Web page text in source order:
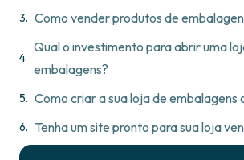
Como vender produtos de
Qual o investimento para abrir uma
embalagens?
Como criar a sua loja de embalagens
Tenha um site pronto para sua loja